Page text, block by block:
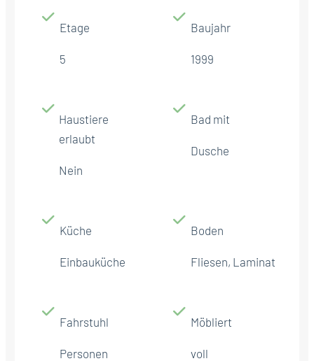
Etage
5
Baujahr
1999
Haustiere
erlaubt
Nein
Bad mit
Dusche
Küche
Einbauküche
Boden
Fliesen, Laminat
Fahrstuhl
Personen
Möbliert
voll